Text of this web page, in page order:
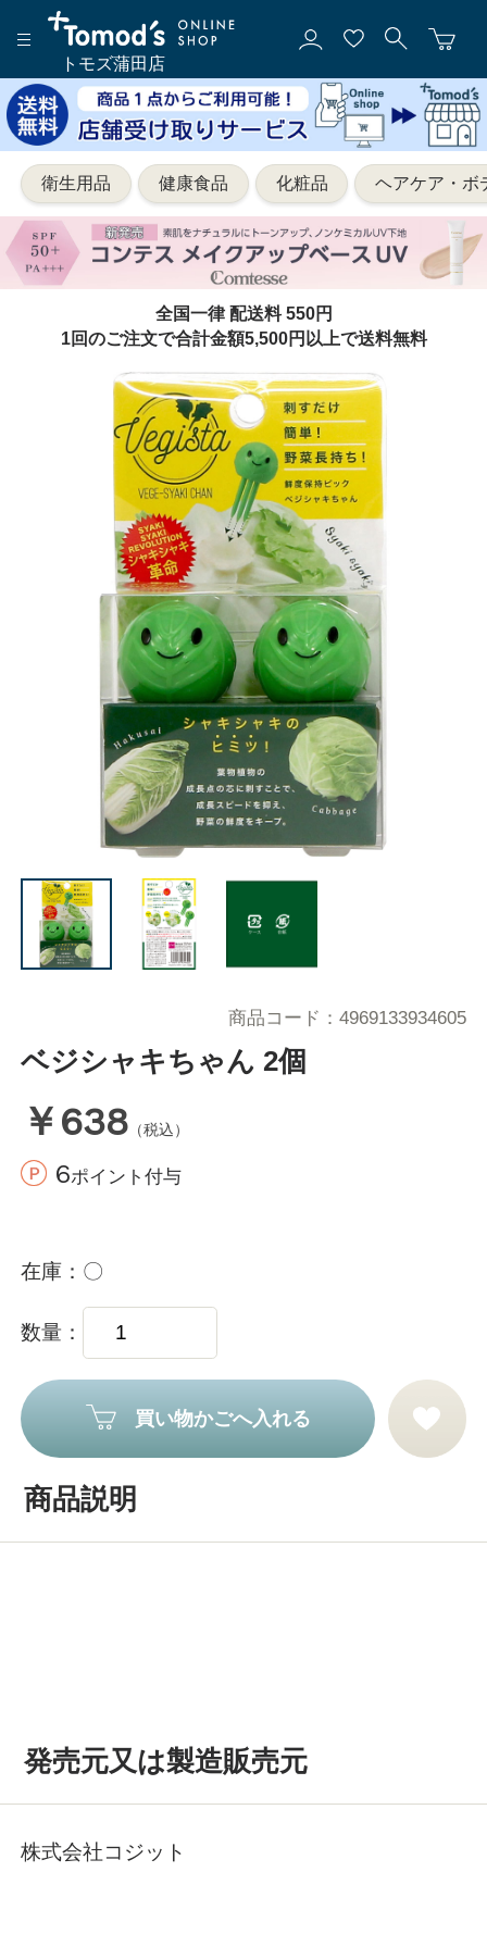
トモズ蒲田店
衛生用品 健康食品 化粧品 ヘアケア・ボ
全国一律 配送料 550円
1回のご注文で合計金額5,500円以上で送料無料
ベジシャキちゃん 2個
￥638 （税込）
6ポイント付与
商品コード 4969133934605
在庫 〇
数量
買い物かごへ入れる
商品説明
発売元又は製造販売元
株式会社コジット